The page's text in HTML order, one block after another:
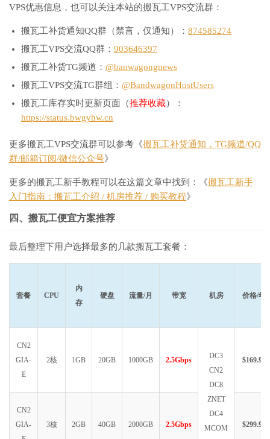
VPS优惠信息，也可以关注本站的搬瓦工VPS交流群：
搬瓦工补货通知QQ群（禁言，仅通知）： 874585274
搬瓦工VPS交流QQ群： 903646397
搬瓦工补货TG频道： @banwagongnews
搬瓦工VPS交流TG群组： @BandwagonHostUsers
搬瓦工库存实时更新页面（推荐收藏）：
https://status.bwgyhw.cn
更多搬瓦工VPS交流群可以参考《搬瓦工补货通知，TG频道/QQ
群/邮箱订阅/微信公众号》
更多的搬瓦工新手教程可以在这篇文章中找到：《搬瓦工新手
入门指南：搬瓦工介绍 / 机房推荐 / 购买教程》
四、搬瓦工便宜方案推荐
最后整理下用户选择最多的几款搬瓦工套餐：
套餐 CPU
内
存
硬盘 流量/月 带宽 机房 价格/年
CN2
GIA-
E
2核 1GB 20GB 1000GB 2.5Gbps
DC3
CN2
DC8
ZNET
DC4
MCOM
$169.99
CN2
GIA-
3核 2GB 40GB 2000GB 2.5Gbps $299.99